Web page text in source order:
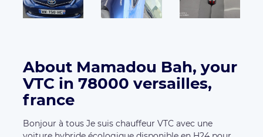
Van 7 places Toyota Prius plus
6Seats 6Luggages
Other carriers in the region
AC CLASS, PROD GdS, sondia,
DAMAN TRANS ET
SERVICES,
UBNMOBI RACHID FILALI,
FAB DRIVE